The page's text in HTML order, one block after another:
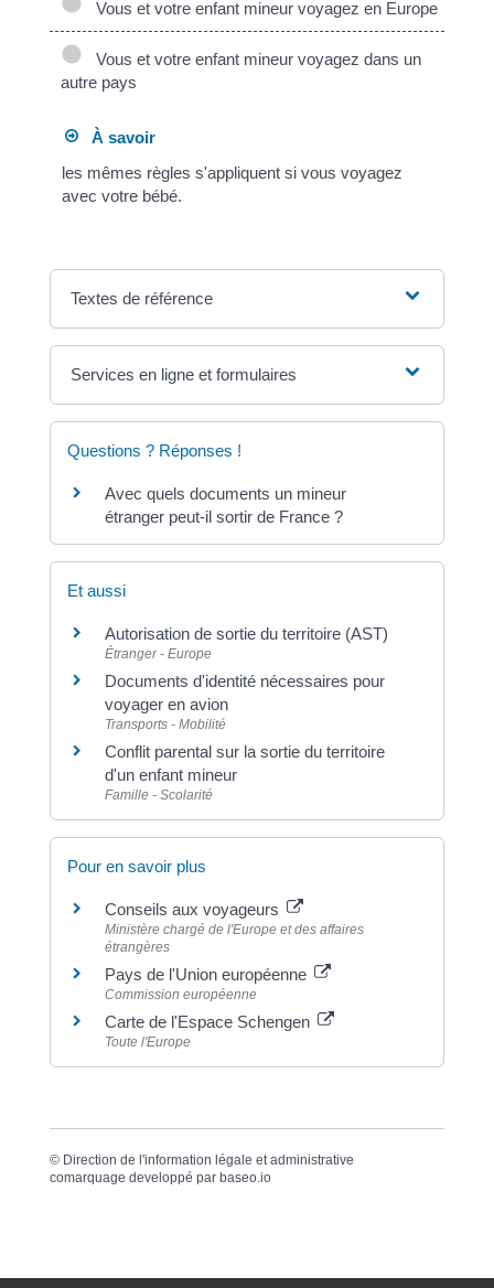
Vous et votre enfant mineur voyagez en Europe
Vous et votre enfant mineur voyagez dans un
autre pays
À savoir
les mêmes règles s'appliquent si vous voyagez
avec votre bébé.
Textes de référence
Services en ligne et formulaires
Questions ? Réponses !
Avec quels documents un mineur
étranger peut-il sortir de France ?
Et aussi
Autorisation de sortie du territoire (AST)
Étranger - Europe
Documents d'identité nécessaires pour
voyager en avion
Transports - Mobilité
Conflit parental sur la sortie du territoire
d'un enfant mineur
Famille - Scolarité
Pour en savoir plus
Conseils aux voyageurs
Ministère chargé de l'Europe et des affaires
étrangères
Pays de l'Union européenne
Commission européenne
Carte de l'Espace Schengen
Toute l'Europe
© Direction de l'information légale et administrative
comarquage developpé par baseo.io